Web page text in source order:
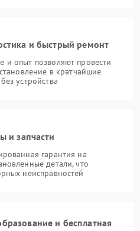
и быстрый ремонт
опыт позволяют провести
в кратчайшие
устройства
и запчасти
гарантия на
детали, что
неисправностей
и бесплатная